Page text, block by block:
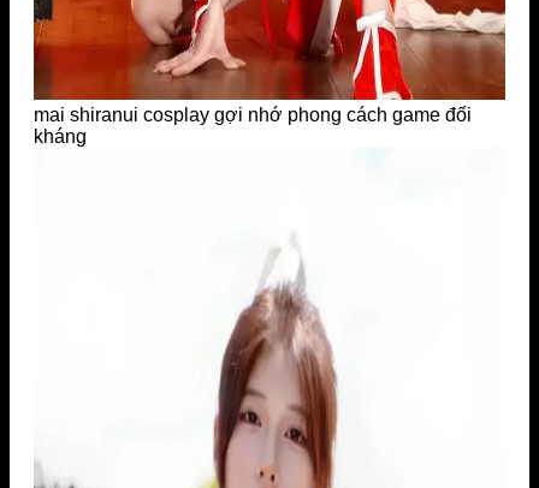
mai shiranui cosplay gợi nhớ phong cách game đối
kháng